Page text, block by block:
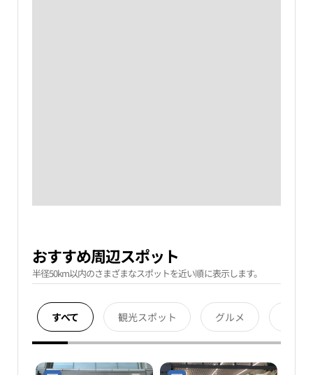
おすすめ周辺スポット
半径50km以内のさまざまなスポットを近い順に表示します。
すべて 観光スポット グルメ